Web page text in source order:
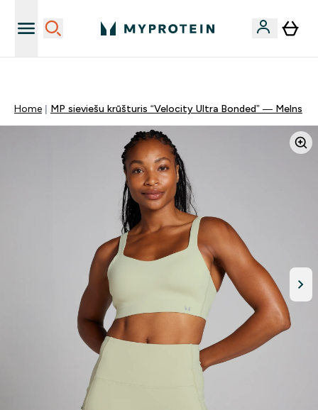
Home MP sieviešu krūšturis “Velocity Ultra Bonded” — Melns